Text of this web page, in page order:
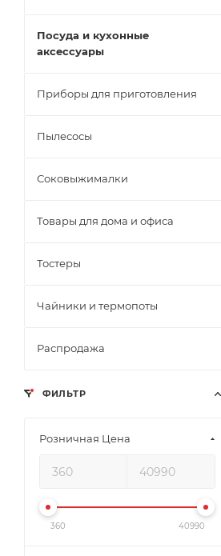
Посуда и кухонные
аксессуары
Приборы для приготовления
Пылесосы
Соковыжималки
Товары для дома и офиса
Тостеры
Чайники и термопоты
Распродажа
ФИЛЬТР
Розничная Цена
360 40990